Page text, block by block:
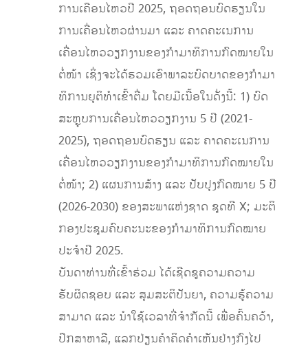
ການເຄືອນໄຫວປີ 2025, ຖອດຖອນບົດຮຽນໃນ
ການເຄື່ອນໄຫວຜ່ານມາ ແລະ ຄາດຄະເນການ
ເຄື່ອນໄຫວວຽກງານຂອງກຳມາທິການກົດໝາຍໃນ
ຕໍ່ໜ້າ ເຊິ່ງຈະໄດ້ຮວມເອົາພາລະບົດບາດຂອງກໍາມາ
ທິການຍຸຕິທໍາເຂົ້າຕື່ມ ໂດຍມີເນື້ອໃນດັ່ງ​ນີ້: 1) ບົດ
ສະຫຼຸບການເຄື່ອນໄຫວວຽກງານ ​5 ປີ (2021-
2025), ຖອດຖອນບົດຮຽນ ແລະ ຄາດຄະເນການ
ເຄື່ອນໄຫວວຽກງານຂອງກຳມາທິການກົດໝາຍໃນ
ຕໍ່ໜ້າ; 2) ແຜນການສ້າງ ແລະ ປັບປຸງກົດໝາຍ 5 ປີ
(2026-2030) ຂອງສະພາ​ແຫ່ງ​ຊາດ ຊຸດ​ທີ X; ມະຕິ
ກອງປະຊຸມຄົບຄະນະຂອງກຳມາທິການກົດໝາຍ
ປະຈໍາປີ 2025.
ບັນດາທ່ານທີ່​ເຂົ້າ​ຮ່ວມ ໄດ້​ເຊີດຊູຄວາມຄວາມ
ຮັບຜິດຊອບ ແລະ ສຸມສະຕິປັນຍາ, ຄວາມຮູ້ຄວາມ
ສາມາດ ແລະ ນຳໃຊ້ເວລາທີ່ຈຳກັດນີ້ ເພື່ອຄົ້ນຄວ້າ,
ປຶກສາຫາລື, ແລກປ່ຽນຄຳຄິດຄຳເຫັນຢ່າງກົງໄປ